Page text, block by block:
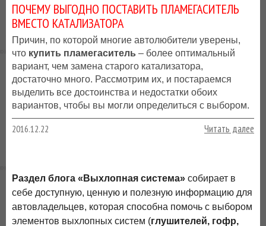
ПОЧЕМУ ВЫГОДНО ПОСТАВИТЬ ПЛАМЕГАСИТЕЛЬ
ВМЕСТО КАТАЛИЗАТОРА
Причин, по которой многие автолюбители уверены,
что купить пламегаситель – более оптимальный
вариант, чем замена старого катализатора,
достаточно много. Рассмотрим их, и постараемся
выделить все достоинства и недостатки обоих
вариантов, чтобы вы могли определиться с выбором.
2016.12.22 Читать далее
Раздел блога «Выхлопная система» собирает в
себе доступную, ценную и полезную информацию для
автовладельцев, которая способна помочь с выбором
элементов выхлопных систем (глушителей, гофр,